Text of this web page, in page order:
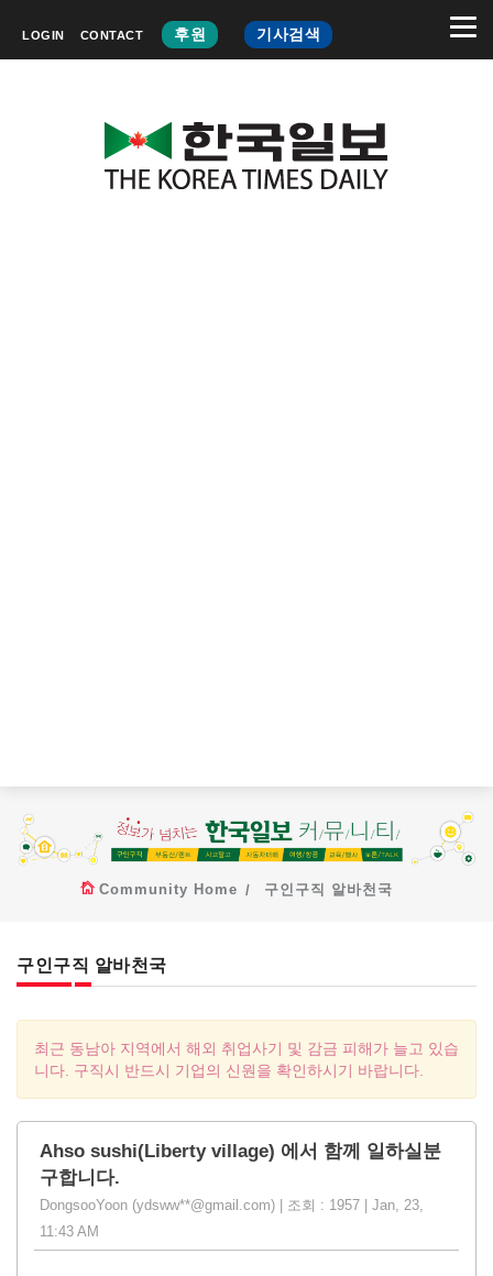
LOGIN CONTACT 후원 기사검색
Community Home 구인구직 알바천국
구인구직 알바천국
최근 동남아 지역에서 해외 취업사기 및 감금 피해가 늘고 있습
니다. 구직시 반드시 기업의 신원을 확인하시기 바랍니다.
Ahso sushi(Liberty village) 에서 함께 일하실분
구합니다.
DongsooYoon (ydsww**@gmail.com) | 조회 : 1957 | Jan, 23,
11:43 AM